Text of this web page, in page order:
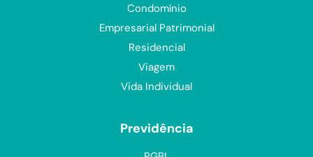
Condomínio
Empresarial Patrimonial
Residencial
Viagem
Vida Individual
Previdência